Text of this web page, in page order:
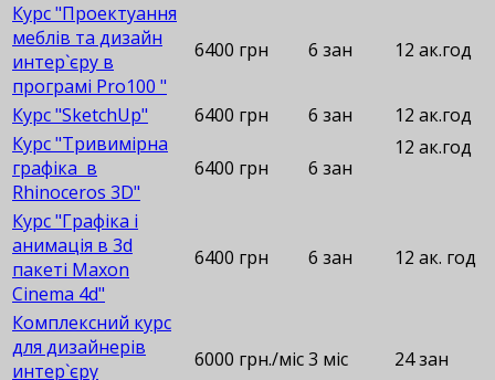
Курс "Проектуання
меблів та дизайн
интер`єру в
програмі Pro100 "
6400 грн 6 зан 12 ак.год
Курс "SketchUp" 6400 грн 6 зан
12 ак.год
Курс "Тривимірна
графіка в
Rhinoceros 3D"
6400 грн 6 зан
12 ак.год
Курс "Графіка і
анимація в 3d
пакеті Maxon
Cinema 4d"
6400 грн 6 зан 12 ак. год
Комплексний курс
для дизайнерів
интер`єру
6000 грн./міс3 міс 24 зан